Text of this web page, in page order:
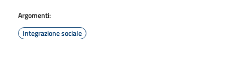
Argomenti:
Integrazione sociale